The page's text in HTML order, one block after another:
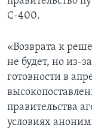
С-400.
«Возврата к
не будет, но из-
готовности в
правительства
условиях